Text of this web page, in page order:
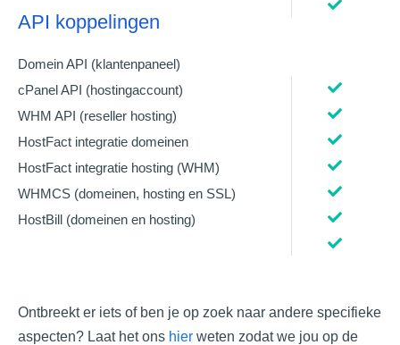
API koppelingen
Domein API (klantenpaneel)
cPanel API (hostingaccount)
WHM API (reseller hosting)
HostFact integratie domeinen
HostFact integratie hosting (WHM)
WHMCS (domeinen, hosting en SSL)
HostBill (domeinen en hosting)
Ontbreekt er iets of ben je op zoek naar andere specifieke
aspecten? Laat het ons hier weten zodat we jou op de